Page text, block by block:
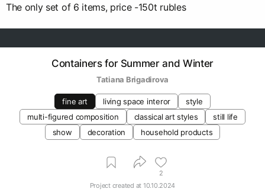
The only set of 6 items, price -150t rubles
Containers for Summer and Winter
Tatiana Brigadirova
fine art living space interor
style
multi-figured composition
classical art styles
still life
show
decoration household products
2
Project created at 10.10.2024